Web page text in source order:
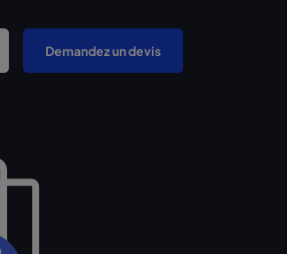
Demandez un devis